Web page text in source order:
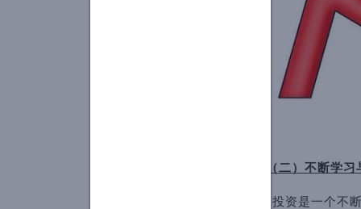
（二）不断学习
投资是一个不